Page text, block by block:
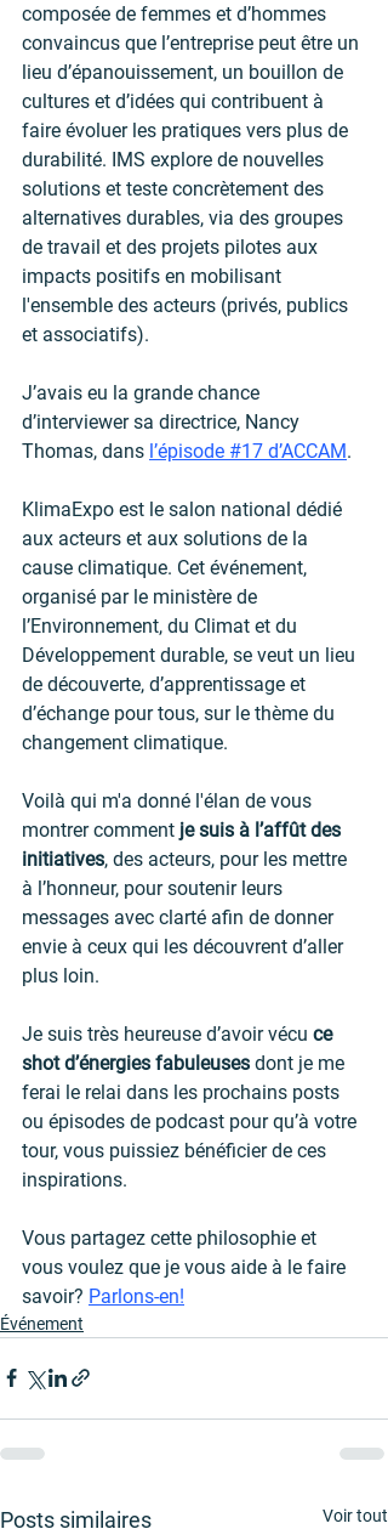
composée de femmes et d’hommes
convaincus que l’entreprise peut être un
lieu d’épanouissement, un bouillon de
cultures et d’idées qui contribuent à
faire évoluer les pratiques vers plus de
durabilité. IMS explore de nouvelles
solutions et teste concrètement des
alternatives durables, via des groupes
de travail et des projets pilotes aux
impacts positifs en mobilisant
l'ensemble des acteurs (privés, publics
et associatifs).
J’avais eu la grande chance
d’interviewer sa directrice, Nancy
Thomas, dans l’épisode #17 d’ACCAM.
KlimaExpo est le salon national dédié
aux acteurs et aux solutions de la
cause climatique. Cet événement,
organisé par le ministère de
l’Environnement, du Climat et du
Développement durable, se veut un lieu
de découverte, d’apprentissage et
d’échange pour tous, sur le thème du
changement climatique.
Voilà qui m'a donné l'élan de vous
montrer comment je suis à l’affût des
initiatives, des acteurs, pour les mettre
à l’honneur, pour soutenir leurs
messages avec clarté afin de donner
envie à ceux qui les découvrent d’aller
plus loin.
Je suis très heureuse d’avoir vécu ce
shot d’énergies fabuleuses dont je me
ferai le relai dans les prochains posts
ou épisodes de podcast pour qu’à votre
tour, vous puissiez bénéficier de ces
inspirations.
Vous partagez cette philosophie et
vous voulez que je vous aide à le faire
savoir? Parlons-en!
Événement
Posts similaires Voir tout